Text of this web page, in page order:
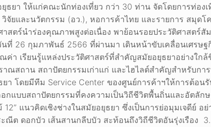
ธยา ให้แก่คณะนักท่องเที่ยว กว่า 30 ท่าน จัดโดยการท่อง
จัยและนวัตกรรม (อว.), หอการค้าไทย และรายการ สมุด
าสตร์นำร่องคุณภาพสูงต่อเนื่อง พาย้อนรอยประวัติศาสตร์สั
ที่ 26 กุมภาพันธ์ 2566 ที่ผ่านมา เดินหน้าขับเคลื่อนเศรษฐ
า เรียนรู้แหล่งประวัติศาสตร์ที่สำคัญสมัยอยุธยาอย่างใกล้
ณสถาน สถาปัตยกรรมเก่าแก่ และไฮไลต์สำคัญสำหรับกา
า โดยมีทีม Service Center ของศูนย์การค้าฯให้การต้อน
กแบบสถาปัตยกรรมที่คงความเป็นวิถีชีวิตพื้นถิ่นและอัตลัก
12” แนวคิดเชิงช่างในสมัยอยุธยา ซึ่งเป็นการย่อมุมเจดีย์
ต ดอกบัว เส้นสานกลีบบัว สะท้อนถึงวิถีชีวิตอันรุ่งเรือง 3.